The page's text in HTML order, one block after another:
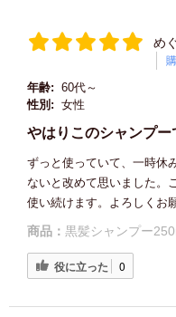
め
年齢: 60代～
性別: 女性
やはりこのシャンプー
ずっと使っていて、一時休
ないと改めて思いました。
使い続けます。よろしくお
商品： 黒髪シャンプー
役に立った 0